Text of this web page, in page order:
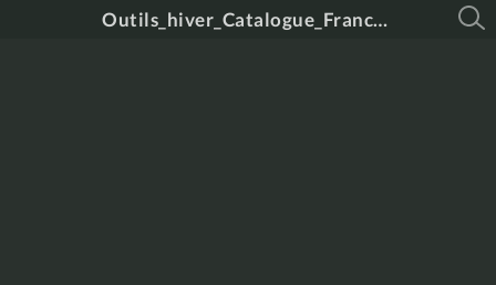
Outils_hiver_Catalogue_Francais_2026